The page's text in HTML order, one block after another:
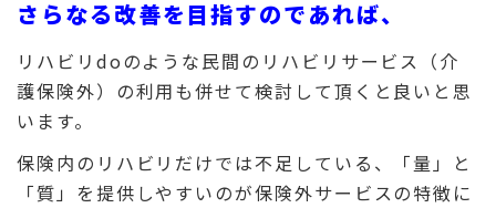
さらなる改善を目指すのであれば、
リハビリdoのような民間のリハビリサービス（介
護保険外）の利用も併せて検討して頂くと良いと思
います。
保険内のリハビリだけでは不足している、「量」と
「質」を提供しやすいのが保険外サービスの特徴に